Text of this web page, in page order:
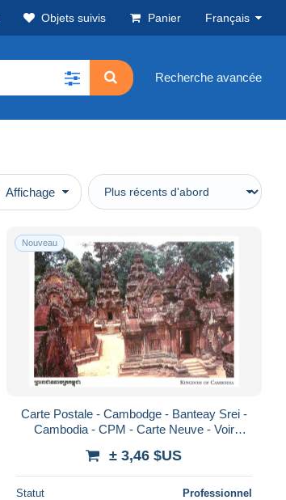
Objets suivis Panier Français
Recherche avancée
Affichage
Nouveau
Carte Postale - Cambodge - Banteay Srei -
Cambodia - CPM - Carte Neuve - Voir
± 3,46 $US
Statut Professionnel